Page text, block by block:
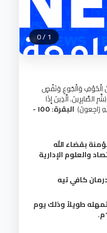
1
/
0
الْخَوْفِ وَالْجُوعِ وَنَقْصٍ
الصَّابِرِينَ. الَّذِينَ إِذَا
رَاجِعونَ) البقرة: ١٥٥ -
بقضاء الله
والعلوم الإدارية
كافي تيه
طويلاً وذلك يوم